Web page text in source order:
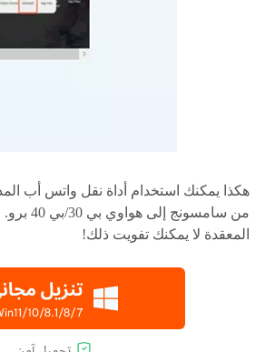
هكذا يمكنك استخدام أداة نقل واتس أب
من
المعقدة لا يمكنك تفويت ذلك!